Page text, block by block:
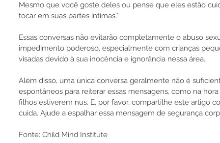
Mesmo que você goste deles ou pense que eles estão
tocar em suas partes íntimas."
Essas conversas não evitarão completamente o abuso
impedimento poderoso, especialmente com crianças
visadas devido à sua inocência e ignorância nessa área.
Além disso, uma única conversa geralmente não é
espontâneos para reiterar essas mensagens, como na
filhos estiverem nus. E, por favor, compartilhe este artigo
cuida. Ajude a espalhar essa mensagem de segurança
Fonte: Child Mind Institute